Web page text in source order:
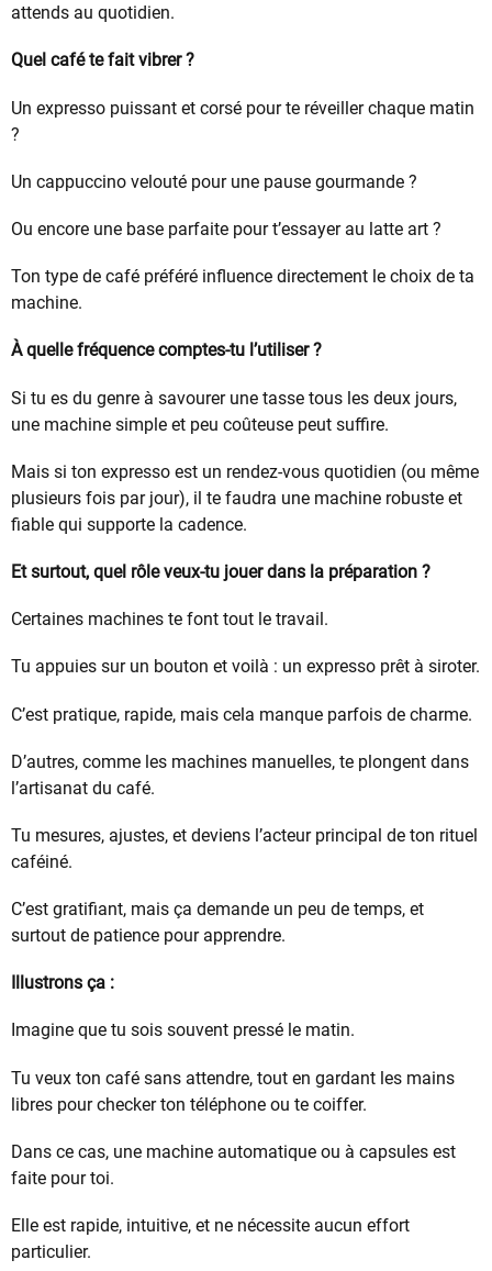
attends au quotidien.
Quel café te fait vibrer ?
Un expresso puissant et corsé pour te réveiller chaque matin
?
Un cappuccino velouté pour une pause gourmande ?
Ou encore une base parfaite pour t’essayer au latte art ?
Ton type de café préféré influence directement le choix de ta
machine.
À quelle fréquence comptes-tu l’utiliser ?
Si tu es du genre à savourer une tasse tous les deux jours,
une machine simple et peu coûteuse peut suffire.
Mais si ton expresso est un rendez-vous quotidien (ou même
plusieurs fois par jour), il te faudra une machine robuste et
fiable qui supporte la cadence.
Et surtout, quel rôle veux-tu jouer dans la préparation ?
Certaines machines te font tout le travail.
Tu appuies sur un bouton et voilà : un expresso prêt à siroter.
C’est pratique, rapide, mais cela manque parfois de charme.
D’autres, comme les machines manuelles, te plongent dans
l’artisanat du café.
Tu mesures, ajustes, et deviens l’acteur principal de ton rituel
caféiné.
C’est gratifiant, mais ça demande un peu de temps, et
surtout de patience pour apprendre.
Illustrons ça :
Imagine que tu sois souvent pressé le matin.
Tu veux ton café sans attendre, tout en gardant les mains
libres pour checker ton téléphone ou te coiffer.
Dans ce cas, une machine automatique ou à capsules est
faite pour toi.
Elle est rapide, intuitive, et ne nécessite aucun effort
particulier.